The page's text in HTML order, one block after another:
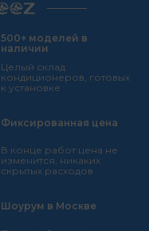
500+ моделей в
наличии
Целый склад
кондиционеров, готовых
к установке
Фиксированная цена
В конце работ цена не
изменится, никаких
скрытых расходов
Шоурум в Москве